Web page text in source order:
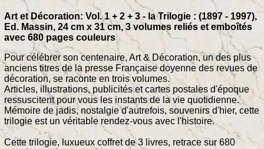
Art et Décoration: Vol. 1 + 2 + 3 - la Trilogie : (1897 - 1997),
Ed. Massin, 24 cm x 31 cm, 3 volumes reliés et emboîtés
avec 680 pages couleurs
Pour célébrer son centenaire, Art & Décoration, un des plus
anciens titres de la presse Française doyenne des revues de
décoration, se raconte en trois volumes.
Articles, illustrations, publicités et cartes postales d'époque
ressuscitent pour vous les instants de la vie quotidienne.
Mémoire de jadis, nostalgie d'autrefois, souvenirs d'hier, cette
trilogie est un véritable rendez-vous avec l'histoire.
Cette trilogie, luxueux coffret de 3 livres, retrace sur 680